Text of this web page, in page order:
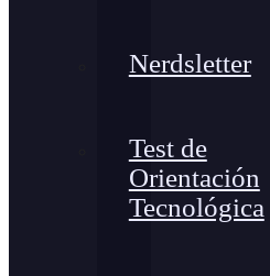
Nerdsletter
Test de
Orientación
Tecnológica